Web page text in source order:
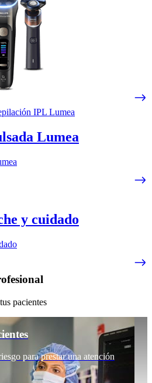
IPL Lumea
Lumea
y cuidado
pacientes
para prestar una atención